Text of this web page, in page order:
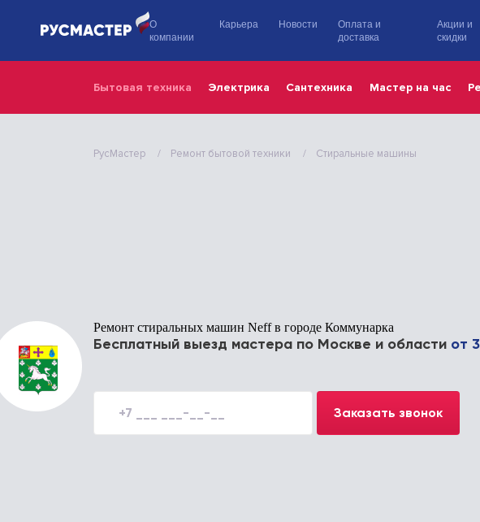
О
компании
Карьера Новости
Оплата и
доставка
Акции и
скидки
Бытовая техника Электрика Сантехника Мастер на час
РусМастер Ремонт бытовой техники Стиральные машины
Ремонт стиральных машин Neff в городе Коммунарка
Бесплатный выезд мастера по Москве и области от
Заказать звонок